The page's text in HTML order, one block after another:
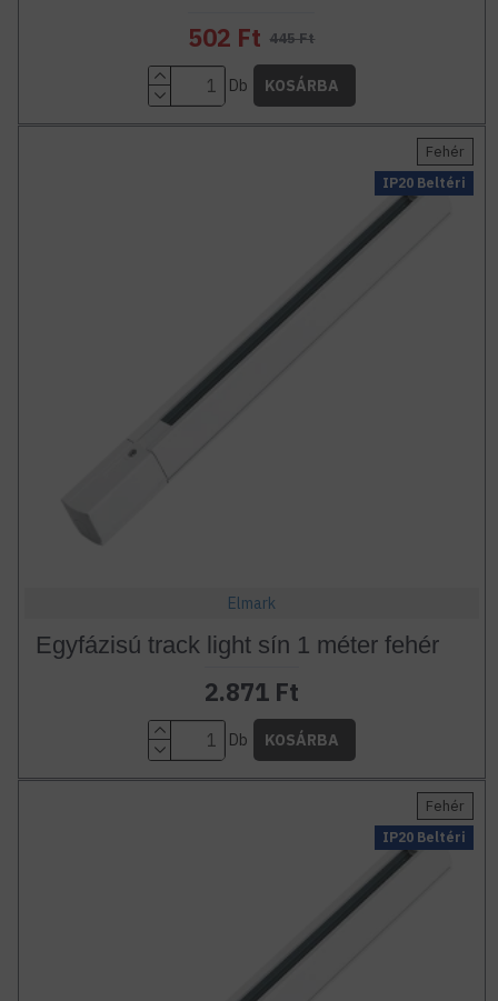
502 Ft 445 Ft
Db KOSÁRBA
IP20 Beltéri
Fehér
Elmark
Egyfázisú track light sín 1 méter fehér
2.871 Ft
Db KOSÁRBA
IP20 Beltéri
Fehér